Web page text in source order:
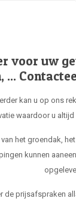
voor uw
kan u op ons
waardoor u
het groendak,
kunnen
prijsafspraken